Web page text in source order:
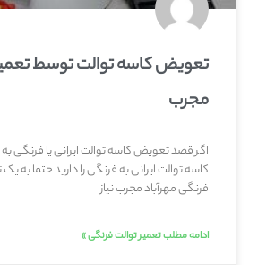
تعویض کاسه توالت توسط
مجرب
اگر قصد تعویض کاسه توالت ایرانی یا فرنگی به
کاسه توالت ایرانی به فرنگی را دارید حتما به یک
فرنگی مهرآباد مجرب نیاز
ادامه مطلب تعمیر توالت فرنگی »